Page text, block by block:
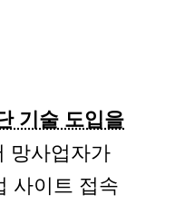
기술 도입을
망사업자가
사이트 접속